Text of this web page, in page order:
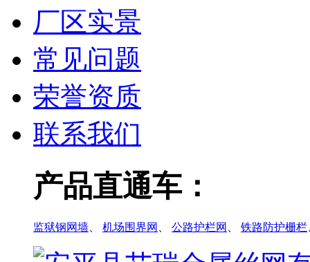
厂区实景
常见问题
荣誉资质
联系我们
产品直通车：
监狱钢网墙 机场围界网 公路护栏网 铁路防护栅栏